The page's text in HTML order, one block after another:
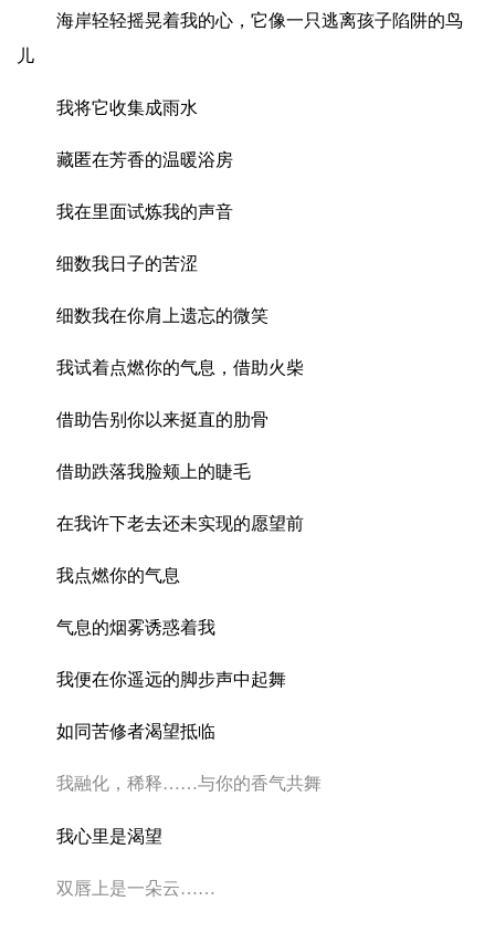
海岸轻轻摇晃着我的心，它像一只逃离孩子陷阱的鸟
儿
我将它收集成雨水
藏匿在芳香的温暖浴房
我在里面试炼我的声音
细数我日子的苦涩
细数我在你肩上遗忘的微笑
我试着点燃你的气息，借助火柴
借助告别你以来挺直的肋骨
借助跌落我脸颊上的睫毛
在我许下老去还未实现的愿望前
我点燃你的气息
气息的烟雾诱惑着我
我便在你遥远的脚步声中起舞
如同苦修者渴望抵临
我融化，稀释……与你的香气共舞
我心里是渴望
双唇上是一朵云……